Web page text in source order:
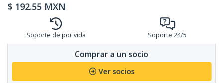
$ 192.55 MXN
Soporte de por vida Soporte 24/5
Comprar a un socio
Ver socios